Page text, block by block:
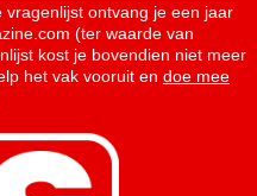
ontvang je een jaar
(ter waarde van
kost je bovendien niet meer
het vak vooruit en doe mee